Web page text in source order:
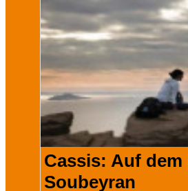
Cassis: Auf dem
Soubeyran